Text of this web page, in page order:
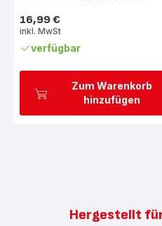
Zum Warenkorb
hinzufügen
Preis
16,99 €
inkl. MwSt
verfügbar
Hergestellt